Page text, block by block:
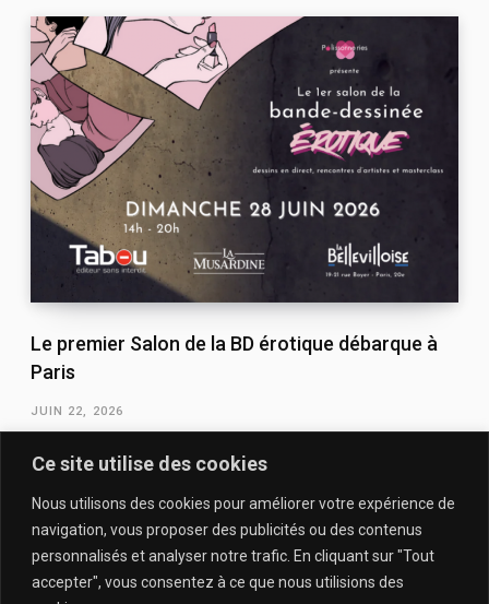
Ce site utilise des cookies
Nous utilisons des cookies pour améliorer votre expérience de
navigation, vous proposer des publicités ou des contenus
personnalisés et analyser notre trafic. En cliquant sur "Tout
accepter", vous consentez à ce que nous utilisions des
Le premier Salon de la BD érotique débarque à
Paris
JUIN 22, 2026